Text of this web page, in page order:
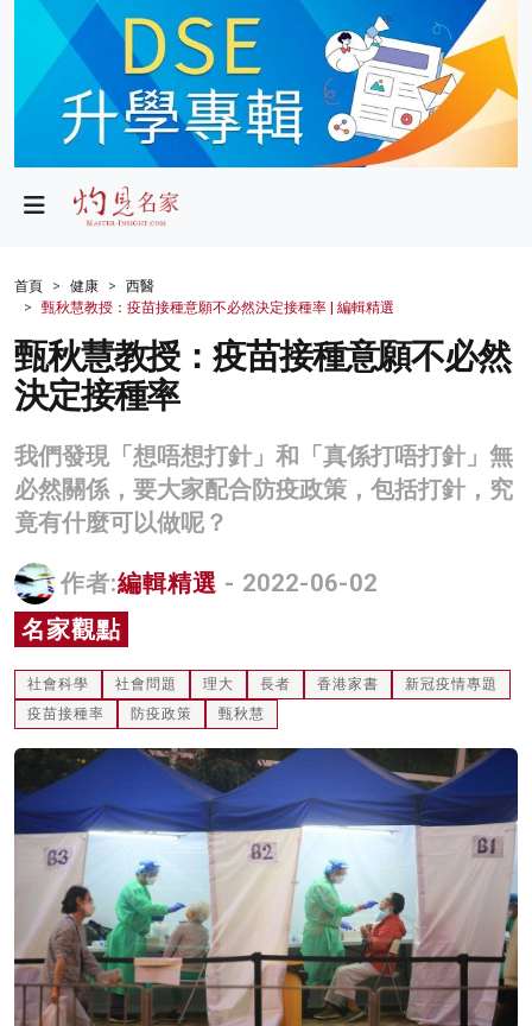
政局
財經
生活
健康
商業
科技
影片
名家榜
灼見活動
首頁 健康
西醫
甄秋慧教授：疫苗接種意願不必然決定接種率 | 編輯精選
甄秋慧教授：疫苗接種意願不必然
決定接種率
我們發現「想唔想打針」和「真係打唔打針」無
必然關係，要大家配合防疫政策，包括打針，究
竟有什麼可以做呢？
作者:編輯精選 - 2022-06-02
名家觀點
社會科學 社會問題 理大 長者 香港家書
新冠疫情專題
疫苗接種率
防疫政策 甄秋慧